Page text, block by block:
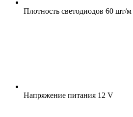
Плотность светодиодов 60 шт/м
Напряжение питания 12 V